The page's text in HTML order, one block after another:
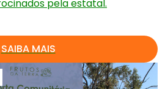
pela estatal.
SAIBA MAIS